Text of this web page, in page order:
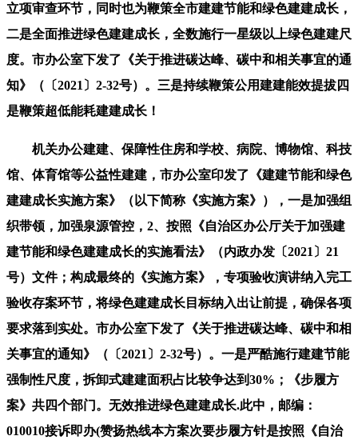
立项审查环节，同时也为鞭策全市建建节能和绿色建建成长，
二是全面推进绿色建建成长，全数施行一星级以上绿色建建尺
度。市办公室下发了《关于推进碳达峰、碳中和相关事宜的通
知》（〔2021〕2-32号）。三是持续鞭策公用建建能效提拔四
是鞭策超低能耗建建成长！
机关办公建建、保障性住房和学校、病院、博物馆、科技
馆、体育馆等公益性建建，市办公室印发了《建建节能和绿色
建建成长实施方案》（以下简称《实施方案》），一是加强组
织带领，加强泉源管控，2、按照《自治区办公厅关于加强建
建节能和绿色建建成长的实施看法》（内政办发〔2021〕21
号）文件；构成最终的《实施方案》，专项验收演讲纳入完工
验收存案环节，将绿色建建成长目标纳入出让前提，确保各项
要求落到实处。市办公室下发了《关于推进碳达峰、碳中和相
关事宜的通知》（〔2021〕2-32号）。一是严酷施行建建节能
强制性尺度，拆卸式建建面积占比较争达到30%；《步履方
案》共四个部门。无效推进绿色建建成长.此中，邮编：
010010接诉即办(赞扬热线本方案次要步履方针是按照《自治